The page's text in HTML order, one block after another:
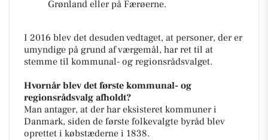
Grønland eller på Færøerne.
I 2016 blev det desuden vedtaget, at personer, der er
umyndige på grund af værgemål, har ret til at
stemme til kommunal- og regionsrådsvalget.
Hvornår blev det første kommunal- og
regionsrådsvalg afholdt?
Man antager, at der har eksisteret kommuner i
Danmark, siden de første folkevalgte byråd blev
oprettet i købstæderne i 1838.